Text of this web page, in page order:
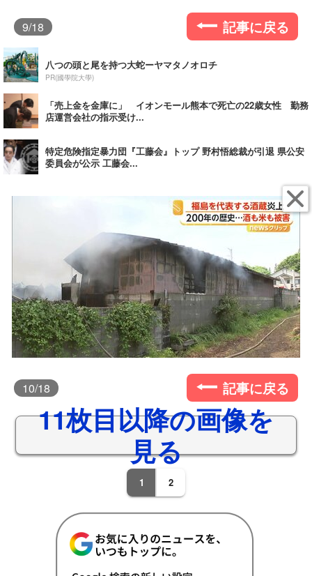
9/18 記事に戻る
八つの頭と尾を持つ大蛇ーヤマタノオロチ
PR(國學院大學)
「売上金を金庫に」 イオンモール熊本で死亡の22歳女性 勤務
店運営会社の指示受け...
特定危険指定暴力団『工藤会』トップ 野村悟総裁が引退 県公安
委員会が公示 工藤会...
10/18 記事に戻る
11枚目以降の画像を
見る
1 2